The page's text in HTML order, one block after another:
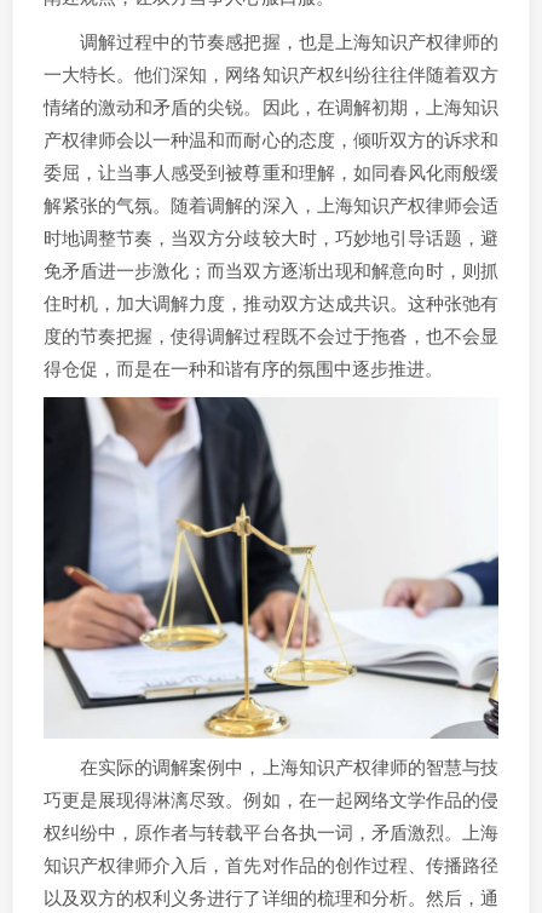
调解过程中的节奏感把握，也是上海知识产权律师的
一大特长。他们深知，网络知识产权纠纷往往伴随着双方
情绪的激动和矛盾的尖锐。因此，在调解初期，上海知识
产权律师会以一种温和而耐心的态度，倾听双方的诉求和
委屈，让当事人感受到被尊重和理解，如同春风化雨般缓
解紧张的气氛。随着调解的深入，上海知识产权律师会适
时地调整节奏，当双方分歧较大时，巧妙地引导话题，避
免矛盾进一步激化；而当双方逐渐出现和解意向时，则抓
住时机，加大调解力度，推动双方达成共识。这种张弛有
度的节奏把握，使得调解过程既不会过于拖沓，也不会显
得仓促，而是在一种和谐有序的氛围中逐步推进。
在实际的调解案例中，上海知识产权律师的智慧与技
巧更是展现得淋漓尽致。例如，在一起网络文学作品的侵
权纠纷中，原作者与转载平台各执一词，矛盾激烈。上海
知识产权律师介入后，首先对作品的创作过程、传播路径
以及双方的权利义务进行了详细的梳理和分析。然后，通